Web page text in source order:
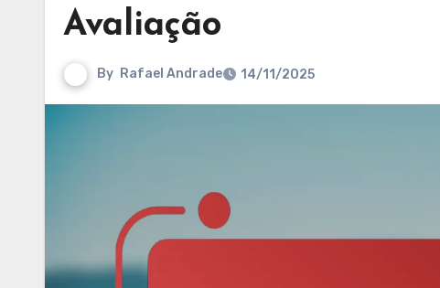
Avaliação
By Rafael Andrade 14/11/2025